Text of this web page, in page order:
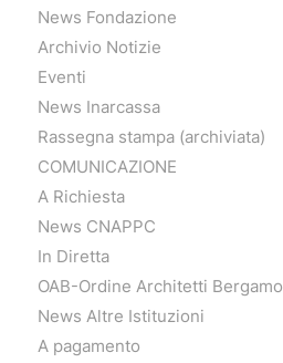
News Fondazione
Archivio Notizie
Eventi
News Inarcassa
Rassegna stampa (archiviata)
COMUNICAZIONE
A Richiesta
News CNAPPC
In Diretta
OAB-Ordine Architetti Bergamo
News Altre Istituzioni
A pagamento